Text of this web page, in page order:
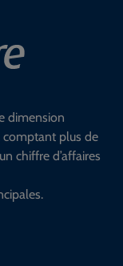
dimension
plus de
chiffre d’affaires